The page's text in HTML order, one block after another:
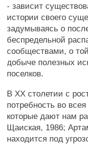
- зависит
истории своего
задумываясь о
беспредельной
сообществами, о
добыче полезных
поселков.
В XX столетии с
потребность во
которые дают нам
Щаиская, 1986;
находится под